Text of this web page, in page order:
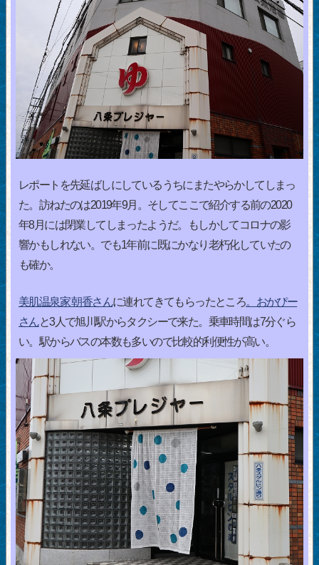
レポートを先延ばしにしているうちにまたやらかしてしまっ
た。訪ねたのは2019年9月。そしてここで紹介する前の2020
年8月には閉業してしまったようだ。もしかしてコロナの影
響かもしれない。でも1年前に既にかなり老朽化していたの
も確か。
美肌温泉家 朝香さんに連れてきてもらったところ。おかぴー
さんと3人で旭川駅からタクシーで来た。乗車時間は7分ぐら
い。駅からバスの本数も多いので比較的利便性が高い。